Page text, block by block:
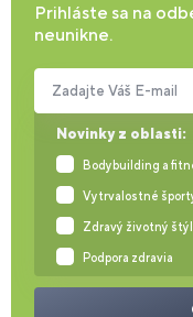
Prihláste sa na
neunikne.
Novinky z oblasti:
Bodybuilding a
Vytrvalostné
Zdravý životný štýl
Podpora zdravia
Zadajte Váš E-mail